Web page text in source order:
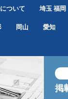
ついて 埼玉福岡
岡山 愛知
掲